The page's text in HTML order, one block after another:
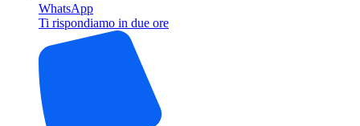
WhatsApp
Ti rispondiamo in due ore